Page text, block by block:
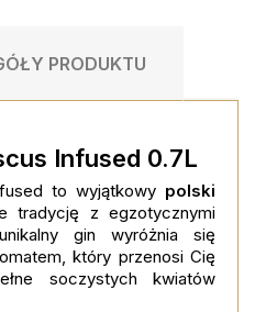
PRODUKTU
Infused 0.7L
to wyjątkowy polski
tradycję z egzotycznymi
gin wyróżnia się
który przenosi Cię
soczystych kwiatów